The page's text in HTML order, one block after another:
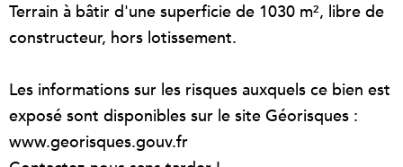
Terrain à bâtir d'une superficie de 1030 m², libre de
constructeur, hors lotissement.
Les informations sur les risques auxquels ce bien est
exposé sont disponibles sur le site Géorisques :
www.georisques.gouv.fr